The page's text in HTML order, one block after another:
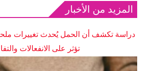
المزيد من الأخبار
دراسة تكشف أن الحمل يُحدث تغييرات
تؤثر على الانفعالات